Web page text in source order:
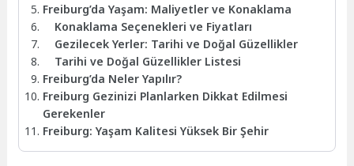
Freiburg’da Yaşam: Maliyetler ve Konaklama
Konaklama Seçenekleri ve Fiyatları
Gezilecek Yerler: Tarihi ve Doğal Güzellikler
Tarihi ve Doğal Güzellikler Listesi
Freiburg’da Neler Yapılır?
Freiburg Gezinizi Planlarken Dikkat Edilmesi
Gerekenler
Freiburg: Yaşam Kalitesi Yüksek Bir Şehir